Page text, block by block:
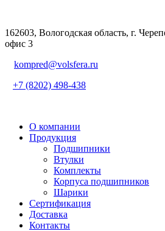
162603, Вологодская область, г.
офис 3
kompred@volsfera.ru
+7 (8202) 498-438
О компании
Продукция
Подшипники
Втулки
Комплекты
Корпуса подшипников
Шарики
Сертификация
Доставка
Контакты